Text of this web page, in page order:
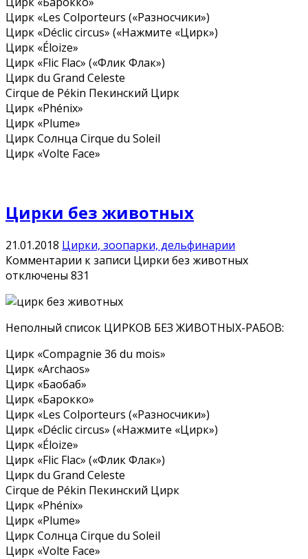
Цирк «Les Colporteurs («Разносчики»)
Цирк «Déclic circus» («Нажмите «Цирк»)
Цирк «Éloize»
Цирк «Flic Flac» («Флик Флак»)
Цирк du Grand Celeste
Cirque de Pékin Пекинский Цирк
Цирк «Phénix»
Цирк «Plume»
Цирк Солнца Cirque du Soleil
Цирк «Volte Face»
Цирки без животных
21.01.2018 Цирки, зоопарки, дельфинарии
Комментарии к записи Цирки без животных
отключены 831
Неполный список ЦИРКОВ БЕЗ ЖИВОТНЫХ-РАБОВ:
Цирк «Compagnie 36 du mois»
Цирк «Archaos»
Цирк «Баобаб»
Цирк «Барокко»
Цирк «Les Colporteurs («Разносчики»)
Цирк «Déclic circus» («Нажмите «Цирк»)
Цирк «Éloize»
Цирк «Flic Flac» («Флик Флак»)
Цирк du Grand Celeste
Cirque de Pékin Пекинский Цирк
Цирк «Phénix»
Цирк «Plume»
Цирк Солнца Cirque du Soleil
Цирк «Volte Face»